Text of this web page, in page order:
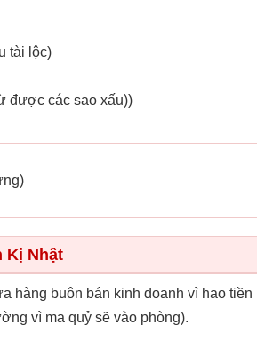
tài lộc)
được các sao xấu))
Kị Nhật
hàng buôn bán kinh doanh vì hao tiền
vì ma quỷ sẽ vào phòng).